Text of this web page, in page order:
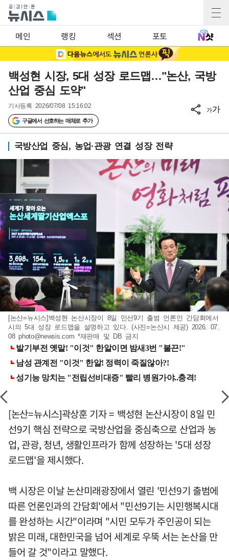
메인 랭킹 섹션 포토
백성현 시장, 5대 성장 로드맵…"논산, 국방
산업 중심 도약"
기사등록 2026/07/08 15:16:02
구글에서 선호하는 매체로 추가
가가
국방산업 중심, 농업·관광 연결 성장 전략
[논산=뉴시스]백성현 논산시장이 8일 민선9기 출범 언론인 간담회에서
시의 5대 성장 로드맵을 설명하고 있다. (사진=논산시 제공) 2026. 07.
08photo@newsis.com *재판매 및 DB 금지
[논산=뉴시스]곽상훈 기자 = 백성현 논산시장이 8일 민
선9기 핵심 전략으로 국방산업을 중심축으로 산업과 농
업, 관광, 청년, 생활인프라가 함께 성장하는 '5대 성장
로드맵'을 제시했다.
백 시장은 이날 논산미래광장에서 열린 '민선9기 출범에
따른 언론인과의 간담회'에서 "민선9기는 시민행복시대
를 완성하는 시간"이라며 "시민 모두가 주인공이 되는
밝은 미래, 대한민국을 넘어 세계로 우뚝 서는 논산을 만
들어 갈 것"이라고 말했다.